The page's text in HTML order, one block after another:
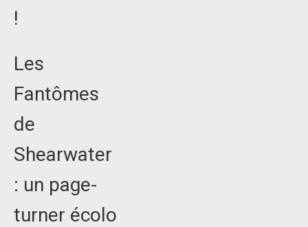
!
Les
Fantômes
de
Shearwater
: un page-
turner écolo